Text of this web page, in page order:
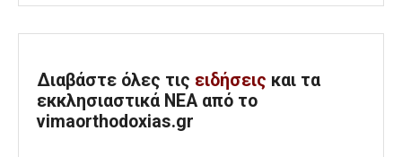
Διαβάστε όλες τις ειδήσεις και τα
εκκλησιαστικά ΝΕΑ από το
vimaorthodoxias.gr